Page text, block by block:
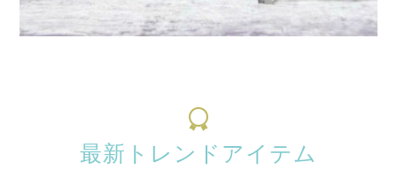
最新トレンドアイテム